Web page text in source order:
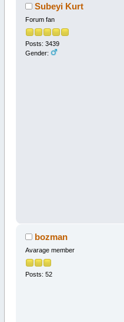
Subeyi Kurt
Forum fan
Posts: 3439
Gender:
bozman
Avarage member
Posts: 52